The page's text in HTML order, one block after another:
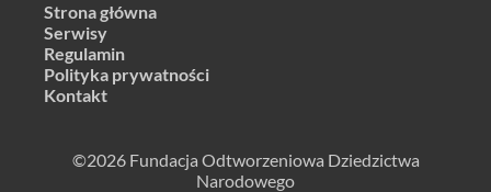
Strona główna
Serwisy
Regulamin
Polityka prywatności
Kontakt
©2026 Fundacja Odtworzeniowa Dziedzictwa
Narodowego